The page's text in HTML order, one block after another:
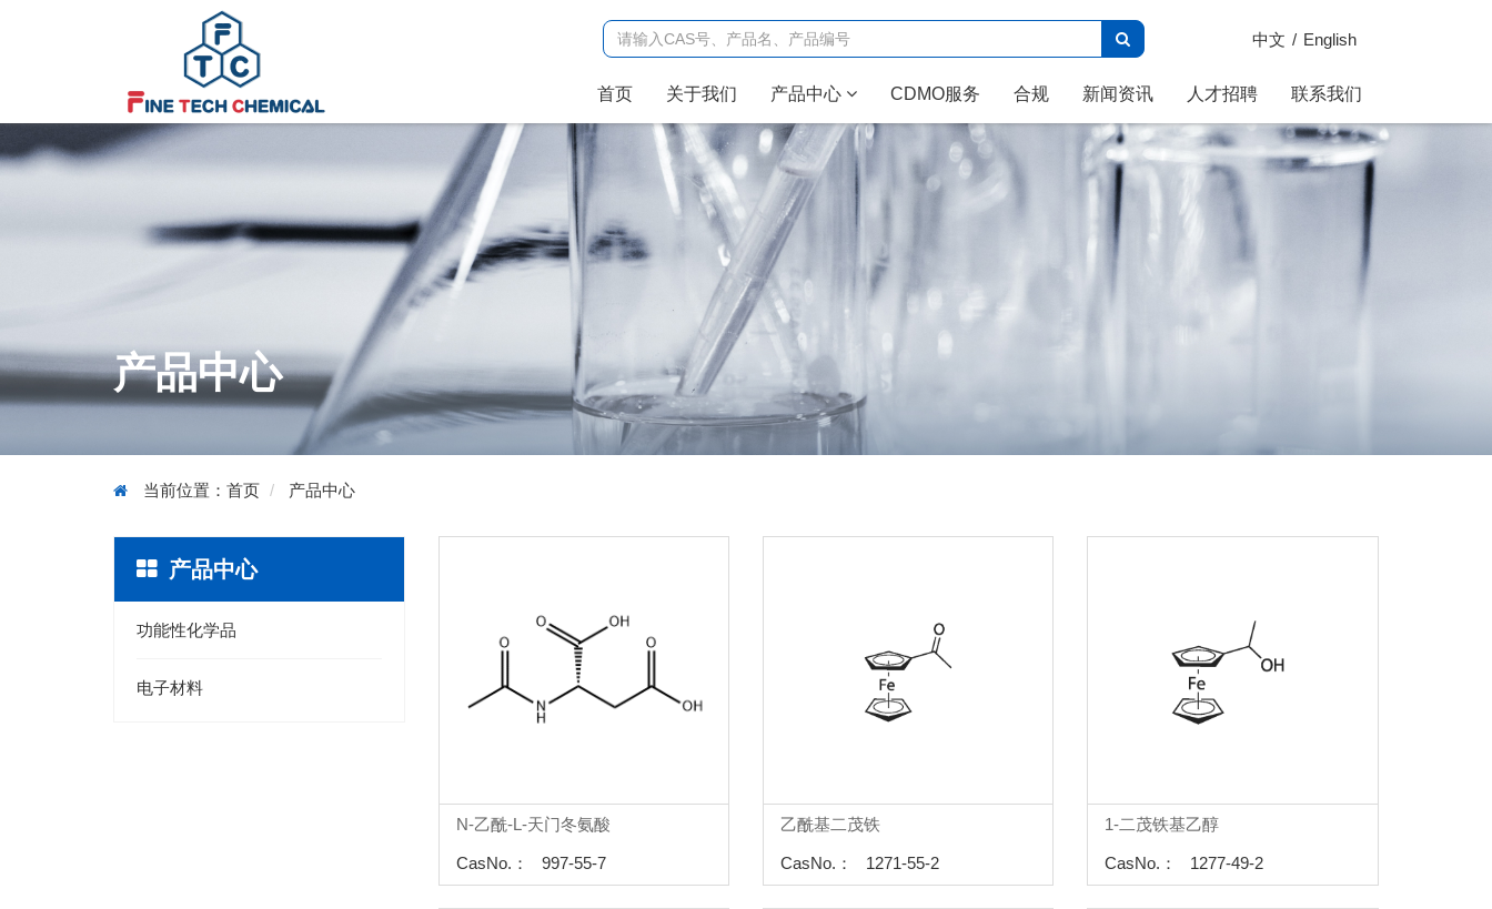
中文 English
首页(current)关于我们 产品中心 CDMO服务 合规 新闻资讯 人才招聘 联系我们
产品中心
当前位置： 首页 产品中心
产品中心
功能性化学品
电子材料
N-乙酰-L-天门冬氨酸
CasNo.： 997-55-7
乙酰基二茂铁
CasNo.： 1271-55-2
1-二茂铁基乙醇
CasNo.： 1277-49-2